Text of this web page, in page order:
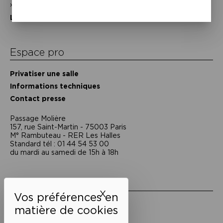
XMasquer le bandeau des
L’équipe
Espace pro
Privatiser une salle
Informations techniques
Contact presse
Passage Moliėre
157, rue Saint-Martin - 75003 Paris
M° Rambuteau - RER Les Halles
Standard tél : 01 44 54 53 00
du mardi au samedi de 15h à 18h
Mentions légales
Politique de confidentialité